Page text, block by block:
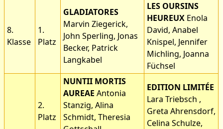
8.
Klasse
1.
Platz
GLADIATORES
Marvin Ziegerick,
John Sperling, Jonas
Becker, Patrick
Langkabel
LES OURSINS
HEUREUX Enola
David, Anabel
Knispel, Jennifer
Michling, Joanna
Füchsel
2.
Platz
NUNTII MORTIS
AUREAE Antonia
Stanzig, Alina
Schmidt, Theresia
EDITION LIMITÉE
Lara Triebsch ,
Greta Ahrensdorf,
Celina Schulze,